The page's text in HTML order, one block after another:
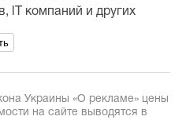
lT компаний и других
Украины «О рекламе» цены
на сайте выводятся в